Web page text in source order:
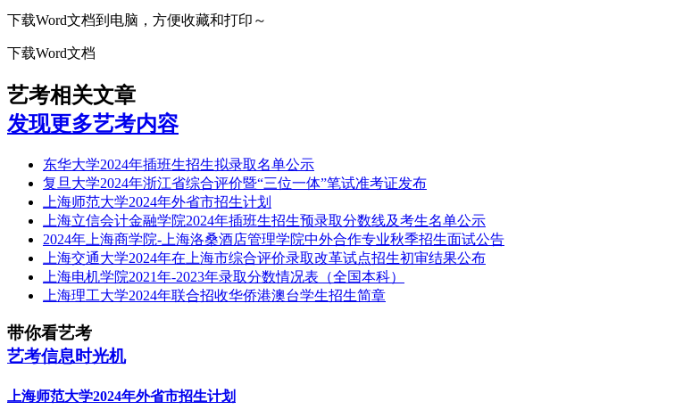
下载Word文档到电脑，方便收藏和打印～
下载Word文档
艺考相关文章
发现更多艺考内容
东华大学2024年插班生招生拟录取名单公示
复旦大学2024年浙江省综合评价暨“三位一体”笔试准考证发布
上海师范大学2024年外省市招生计划
上海立信会计金融学院2024年插班生招生预录取分数线及考生名单公示
2024年上海商学院-上海洛桑酒店管理学院中外合作专业秋季招生面试公告
上海交通大学2024年在上海市综合评价录取改革试点招生初审结果公布
上海电机学院2021年-2023年录取分数情况表（全国本科）
上海理工大学2024年联合招收华侨港澳台学生招生简章
带你看艺考
艺考信息时光机
上海师范大学2024年外省市招生计划